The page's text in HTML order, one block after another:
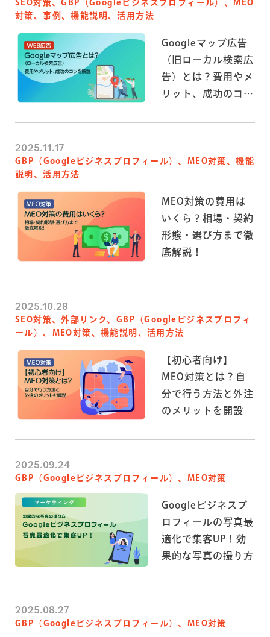
SEO対策、GBP（Googleビジネスプロフィール）、MEO
対策、事例、機能説明、活用方法
Googleマップ広告
（旧ローカル検索広
告）とは？費用やメ
リット、成功のコツ
2025.11.17
GBP（Googleビジネスプロフィール）、MEO対策、機能
説明、活用方法
MEO対策の費用は
いくら？相場・契約
形態・選び方まで徹
底解説！
2025.10.28
SEO対策、外部リンク、GBP（Googleビジネスプロフィ
ール）、MEO対策、機能説明、活用方法
【初心者向け】
MEO対策とは？自
分で行う方法と外注
のメリットを開設
2025.09.24
GBP（Googleビジネスプロフィール）、MEO対策
Googleビジネスプ
ロフィールの写真最
適化で集客UP！効
果的な写真の撮り方
2025.08.27
GBP（Googleビジネスプロフィール）、MEO対策